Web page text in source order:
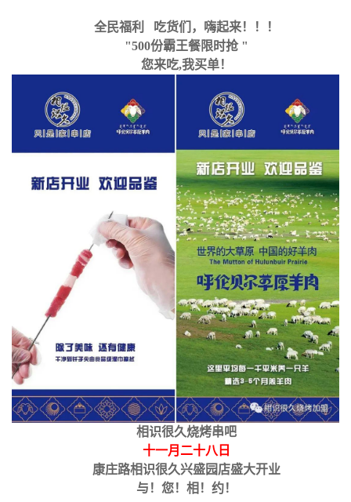
全民福利 吃货们，嗨起来！！！
"500份霸王餐限时抢 "
您来吃,我买单！
相识很久烧烤串吧
十一月二十八日
康庄路相识很久兴盛园店盛大开业
与！您！相！约！